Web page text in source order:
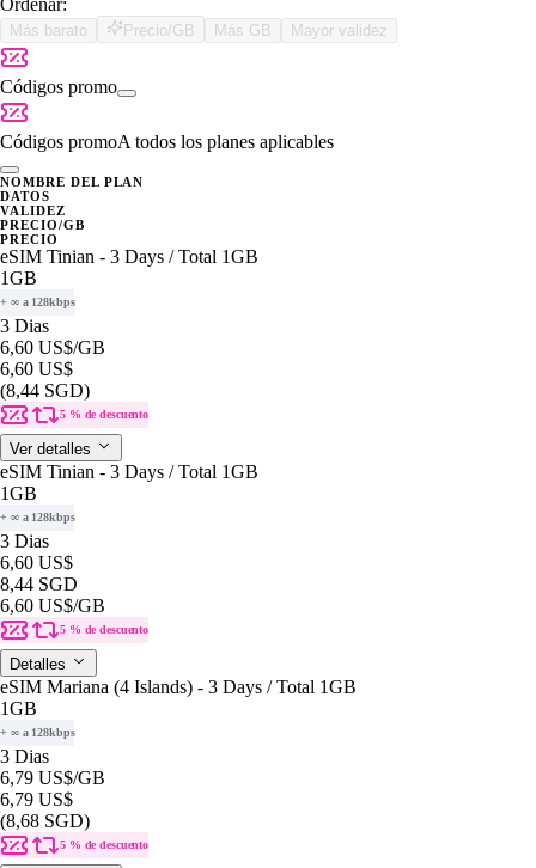
Más barato Precio/GB Más GB Mayor validez
Códigos promo
Códigos promoA todos los planes aplicables
NOMBRE DEL PLAN
DATOS
VALIDEZ
PRECIO/GB
PRECIO
eSIM Tinian - 3 Days / Total 1GB
1GB
+ ∞ a 128kbps
3 Dias
6,60 US$/GB
6,60 US$
(8,44 SGD)
5 % de descuento
Ver detalles
eSIM Tinian - 3 Days / Total 1GB
1GB
+ ∞ a 128kbps
3 Dias
6,60 US$
8,44 SGD
6,60 US$/GB
5 % de descuento
Detalles
eSIM Mariana (4 Islands) - 3 Days / Total 1GB
1GB
+ ∞ a 128kbps
3 Dias
6,79 US$/GB
6,79 US$
(8,68 SGD)
5 % de descuento